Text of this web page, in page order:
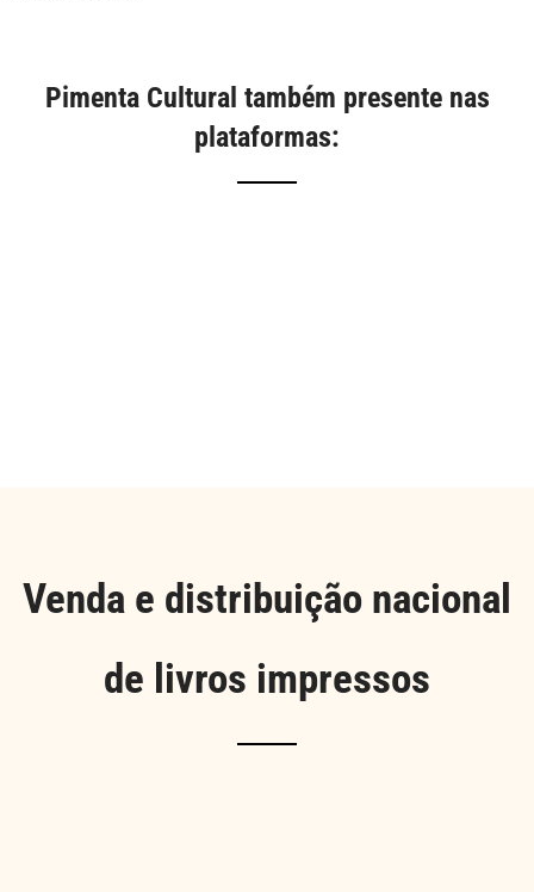
Pimenta Cultural também presente nas
plataformas:
Venda e distribuição nacional
de livros impressos